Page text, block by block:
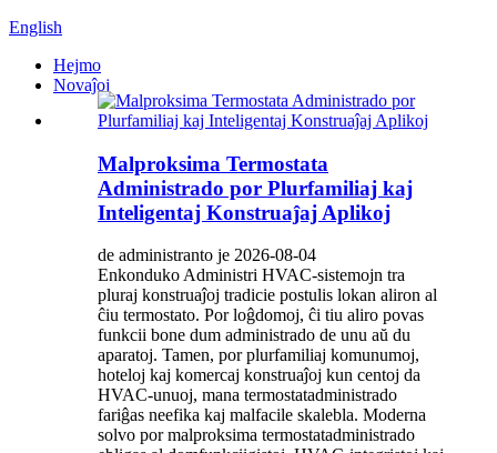
English
Hejmo
Novaĵoj
Malproksima Termostata
Administrado por Plurfamiliaj kaj
Inteligentaj Konstruaĵaj Aplikoj
de administranto je 2026-08-04
Enkonduko Administri HVAC-sistemojn tra
pluraj konstruaĵoj tradicie postulis lokan aliron al
ĉiu termostato. Por loĝdomoj, ĉi tiu aliro povas
funkcii bone dum administrado de unu aŭ du
aparatoj. Tamen, por plurfamiliaj komunumoj,
hoteloj kaj komercaj konstruaĵoj kun centoj da
HVAC-unuoj, mana termostatadministrado
fariĝas neefika kaj malfacile skalebla. Moderna
solvo por malproksima termostatadministrado